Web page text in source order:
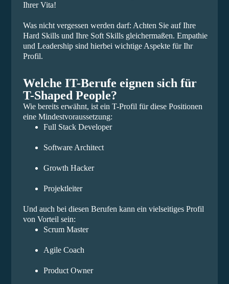
Ihrer Vita!
Was nicht vergessen werden darf: Achten Sie auf Ihre
Hard Skills und Ihre Soft Skills gleichermaßen. Empathie
und Leadership sind hierbei wichtige Aspekte für Ihr
Profil.
Welche IT-Berufe eignen sich für
T-Shaped People?
Wie bereits erwähnt, ist ein T-Profil für diese Positionen
eine Mindestvoraussetzung:
Full Stack Developer
Software Architect
Growth Hacker
Projektleiter
Und auch bei diesen Berufen kann ein vielseitiges Profil
von Vorteil sein:
Scrum Master
Agile Coach
Product Owner